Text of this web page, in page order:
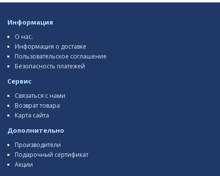
Информация
О нас.
Информация о доставке
Пользовательское соглашение
Безопасность платежей
Сервис
Связаться с нами
Возврат товара
Карта сайта
Дополнительно
Производители
Подарочный сертификат
Акции